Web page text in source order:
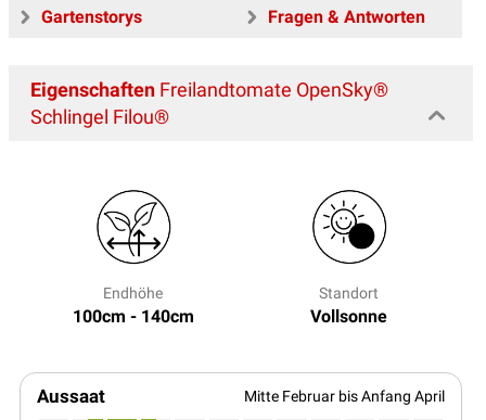
Gartenstorys
Fragen & Antworten
Eigenschaften Freilandtomate OpenSky®
Schlingel Filou®
Endhöhe
100cm - 140cm
Standort
Vollsonne
Aussaat Mitte Februar bis Anfang April